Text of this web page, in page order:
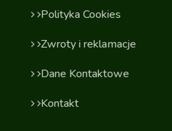
Polityka Cookies
Zwroty i reklamacje
Dane Kontaktowe
Kontakt